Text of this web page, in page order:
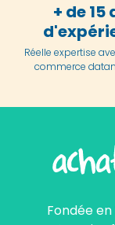
+ de 15
Réelle expertise
commerce
Fondée